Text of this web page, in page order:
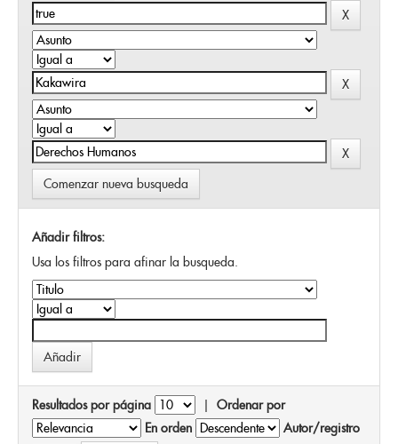
Comenzar nueva busqueda
Añadir filtros:
Usa los filtros para afinar la busqueda.
Resultados por página | Ordenar por
En orden
Autor/registro